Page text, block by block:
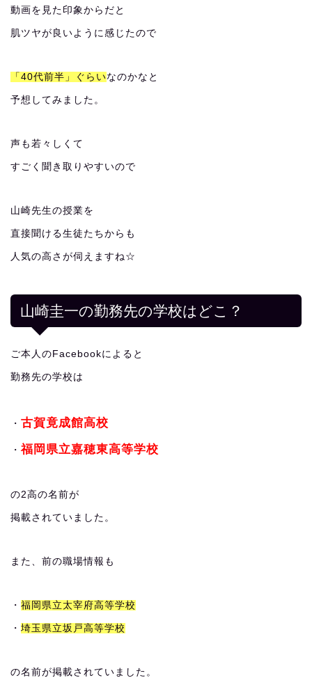
動画を見た印象からだと
肌ツヤが良いように感じたので
「40代前半」ぐらいなのかなと
予想してみました。
声も若々しくて
すごく聞き取りやすいので
山崎先生の授業を
直接聞ける生徒たちからも
人気の高さが伺えますね☆
山崎圭一の勤務先の学校はどこ？
ご本人のFacebookによると
勤務先の学校は
・ 古賀竟成館高校
・福岡県立嘉穂東高等学校
の2高の名前が
掲載されていました。
また、前の職場情報も
・ 福岡県立太宰府高等学校
・ 埼玉県立坂戸高等学校
の名前が掲載されていました。